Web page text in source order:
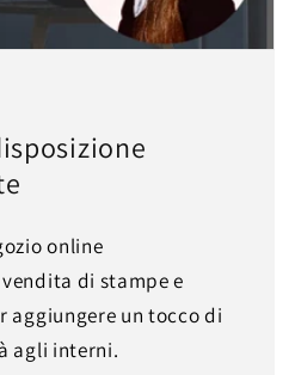
online
di stampe e
aggiungere un tocco di
agli interni.